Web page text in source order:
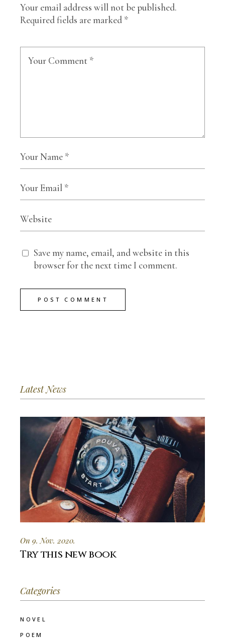
Your email address will not be published.
Required fields are marked *
Save my name, email, and website in this
browser for the next time I comment.
POST COMMENT
Latest News
On 9. Nov. 2020.
Try this new book
Categories
NOVEL
POEM